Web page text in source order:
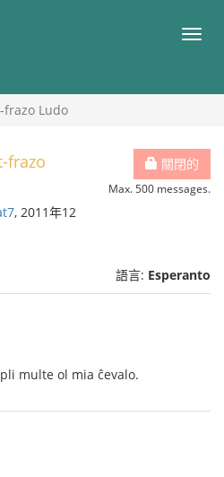
目
frazo Ludo
關閉的
Max. 500 messages.
frazo
, 2011年12
語言: Esperanto
multe ol mia ĉevalo.